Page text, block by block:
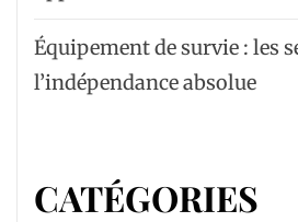
Équipement de survie : les
l’indépendance absolue
CATÉGORIES